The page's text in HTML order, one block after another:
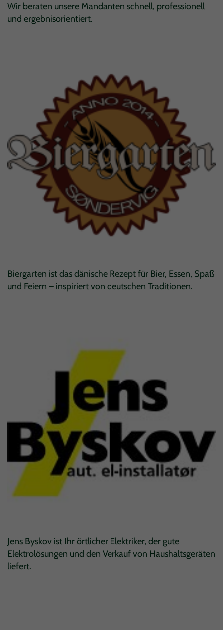
Wir beraten unsere Mandanten schnell, professionell
und ergebnisorientiert.
Biergarten ist das dänische Rezept für Bier, Essen, Spaß
und Feiern – inspiriert von deutschen Traditionen.
Jens Byskov ist Ihr örtlicher Elektriker, der gute
Elektrolösungen und den Verkauf von Haushaltsgeräten
liefert.